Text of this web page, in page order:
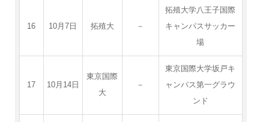
16 10月7日 拓殖大 －
拓殖大学八王子国際
キャンパスサッカー
場
17 10月14日
東京国際
大
－
東京国際大学坂戸キ
ャンパス第一グラウ
ンド